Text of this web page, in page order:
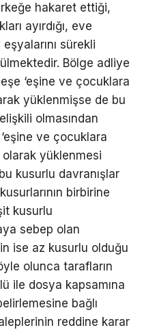
hakaret ettiği,
ayırdığı, eve
sürekli
Bölge adliye
‘eşine ve çocuklara
yüklenmişse de bu
olmasından
ve çocuklara
olarak yüklenmesi
kusurlu davranışlar
birbirine
kusurlu
sebep olan
ise az kusurlu olduğu
olunca tarafların
ile dosya kapsamına
bağlı
reddine karar